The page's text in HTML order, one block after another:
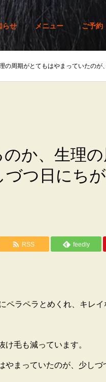
らせ メニュー ご予約
がとてもはやまっていたのが、少しづ
か、生理
つ日にち
RSS feedly
ペラペラとめくれ、キレ
毛も減っています。
まっていたのが、少しづ